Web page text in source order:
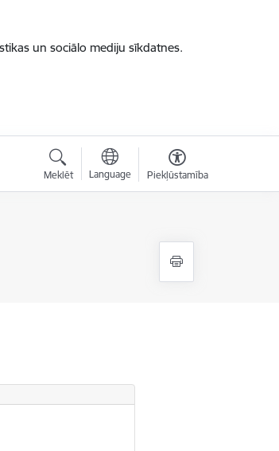
un sociālo mediju sīkdatnes.
Meklēt Language Piekļūstamība